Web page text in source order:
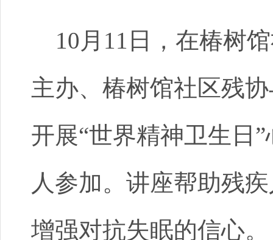
10月11日，在椿树
主办、椿树馆社区残
开展“世界精神卫生日
人参加。讲座帮助残
增强对抗失眠的信心。